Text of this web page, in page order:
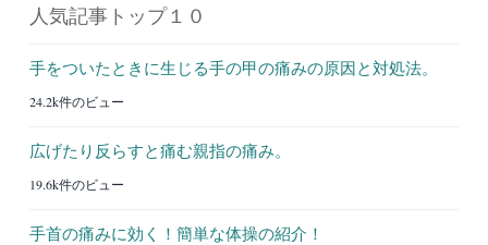
人気記事トップ１０
手をついたときに生じる手の甲の痛みの原因と対処法。
24.2k件のビュー
広げたり反らすと痛む親指の痛み。
19.6k件のビュー
手首の痛みに効く！簡単な体操の紹介！